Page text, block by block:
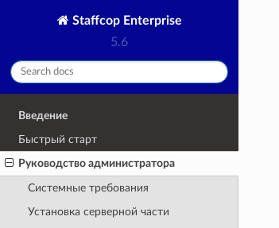
Staffcop Enterprise
5.6
Введение
Быстрый старт
Руководство администратора
Системные требования
Установка серверной части